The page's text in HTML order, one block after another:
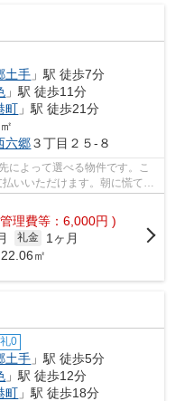
土手 」駅 徒歩7分
」駅 徒歩11分
町 」駅 徒歩21分
六郷３丁目２５-８
によって選べる物件です。こ
いいただけます。朝に慌てる
理費等：6,000円 )
礼金
1ヶ月
㎡
礼0
土手 」駅 徒歩5分
」駅 徒歩12分
町 」駅 徒歩18分